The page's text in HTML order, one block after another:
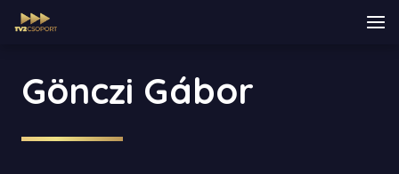
Gönczi Gábor